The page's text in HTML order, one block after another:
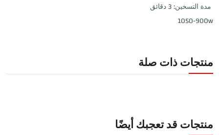
مدة التسخين: 3 دقائق
1050-900w
منتجات ذات صلة
منتجات قد تعجبك أيضًا